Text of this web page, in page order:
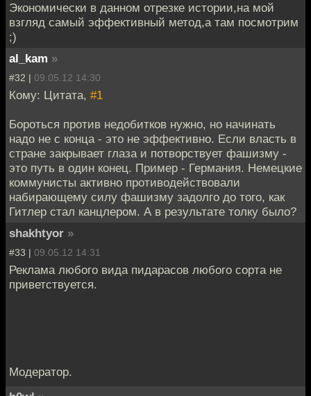
Экономически в данном отрезке истории,на мой
взгляд самый эффективный метод,а там посмотрим
;)
al_kam »
#32 | 09.05.12 14:30
Кому: Цитата, #1
Бороться против недобитков нужно, но начинать
надо не с конца - это не эффективно. Если власть в
стране закрывает глаза и потворствует фашизму -
это путь в один конец. Пример - Германия. Немецкие
коммунисты активно противодействовали
набирающему силу фашизму задолго до того, как
Гитлер стал канцлером. А в результате толку было?
shakhtyor »
#33 | 09.05.12 14:31
Реклама любого вида пидарасов любого сорта не
приветствуется.
Модератор.